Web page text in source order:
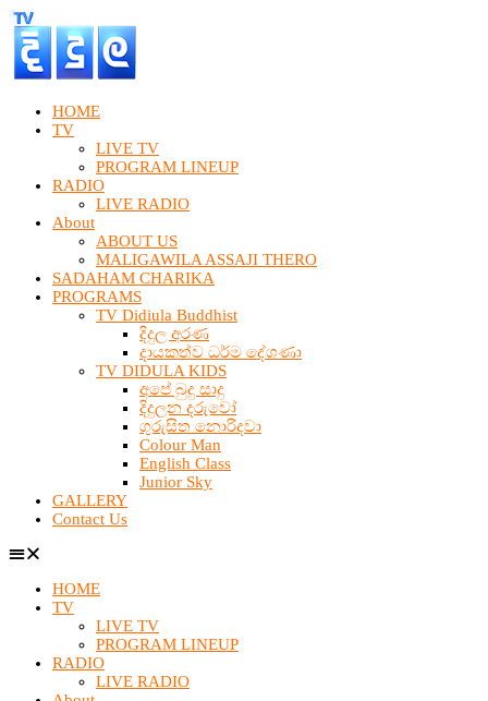
HOME
TV
LIVE TV
PROGRAM LINEUP
RADIO
LIVE RADIO
About
ABOUT US
MALIGAWILA ASSAJI THERO
SADAHAM CHARIKA
PROGRAMS
TV Didiula Buddhist
දිදුල අරණ
දායකත්ව ධර්ම දේශණා
TV DIDULA KIDS
අපේ බුදු සාදු
දිදුලන දරුවෝ
ගුරුසිත නොරිදවා
Colour Man
English Class
Junior Sky
GALLERY
Contact Us
HOME
TV
LIVE TV
PROGRAM LINEUP
RADIO
LIVE RADIO